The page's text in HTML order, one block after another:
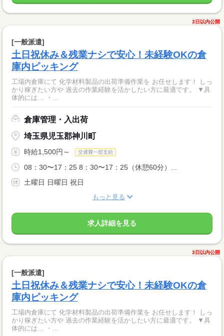
3日以内公開
[一般派遣]
土日祝休み＆残業ナシで安心！未経験OKの倉
庫内ピッキング
工場内倉庫にて 化学材料製品の出荷準備作業を お任せします！ しっ
かり稼ぎたい方や 過去の作業経験を活かしたい方に最適です。 ▼具
体的には… ・...
倉庫管理・入出荷
埼玉県児玉郡神川町
時給1,500円～ 交通費一部支給
08：30〜17：25 8：30〜17：25（休憩60分）...
土曜日 日曜日 祝日
もっと見る
求人詳細を見る
3日以内公開
[一般派遣]
土日祝休み＆残業ナシで安心！未経験OKの倉
庫内ピッキング
工場内倉庫にて 化学材料製品の出荷準備作業を お任せします！ しっ
かり稼ぎたい方や 過去の作業経験を活かしたい方に最適です。 ▼具
体的には… ・...